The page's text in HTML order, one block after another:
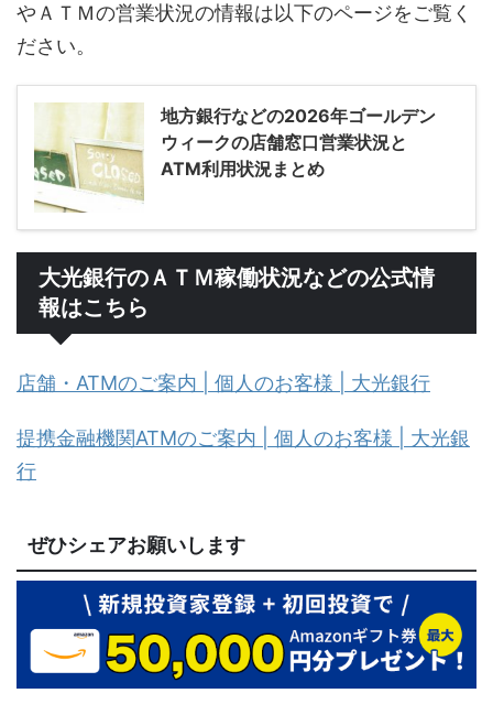
やＡＴＭの営業状況の情報は以下のページをご覧く
ださい。
地方銀行などの2026年ゴールデン
ウィークの店舗窓口営業状況と
ATM利用状況まとめ
大光銀行のＡＴＭ稼働状況などの公式情
報はこちら
店舗・ATMのご案内 | 個人のお客様 | 大光銀行
提携金融機関ATMのご案内 | 個人のお客様 | 大光銀
行
ぜひシェアお願いします